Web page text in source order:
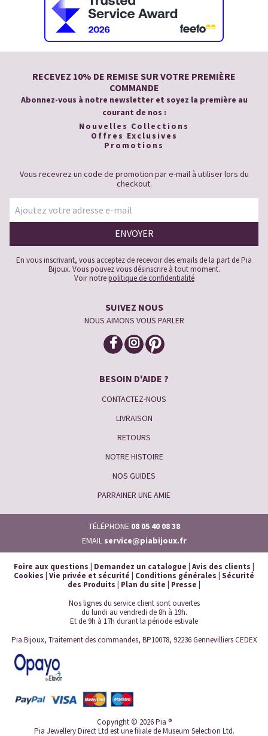
RECEVEZ 10% DE REMISE SUR VOTRE PREMIÈRE
COMMANDE
Abonnez-vous à notre newsletter et soyez la première au
courant de nos :
Nouvelles Collections
Offres Exclusives
Promotions
Vous recevrez un code de promotion par e-mail à utiliser lors du
checkout.
En vous inscrivant, vous acceptez de recevoir des emails de la part de Pia
Bijoux. Vous pouvez vous désinscrire à tout moment.
Voir notrepolitique de confidentialité
SUIVEZ NOUS
NOUS AIMONS VOUS PARLER
BESOIN D'AIDE ?
CONTACTEZ-NOUS
LIVRAISON
RETOURS
NOTRE HISTOIRE
NOS GUIDES
PARRAINER UNE AMIE
TÉLÉPHONE 08 05 40 08 38
EMAIL service@piabijoux.fr
Foire aux questions Demandez un catalogue Avis des clients
Cookies Vie privée et sécurité Conditions générales Sécurité
des Produits
Plan du site Presse
Nos lignes du service client sont ouvertes
du lundi au vendredi de 8h à 19h.
Et de 9h à 17h durant la période estivale
Pia Bijoux, Traitement des commandes, BP10078, 92236 Gennevilliers CEDEX
Copyright © 2026 Pia ®
Pia Jewellery Direct Ltd est une filiale de Museum Selection Ltd.